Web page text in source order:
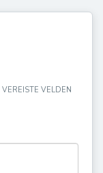
VEREISTE VELDEN